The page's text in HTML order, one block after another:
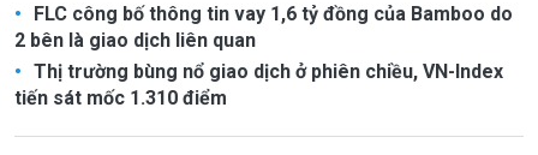
FLC công bố thông tin vay 1,6 tỷ đồng của Bamboo do
2 bên là giao dịch liên quan
Thị trường bùng nổ giao dịch ở phiên chiều, VN-Index
tiến sát mốc 1.310 điểm